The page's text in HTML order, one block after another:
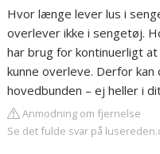
Hvor længe lever lus i
overlever ikke i sengetøj.
har brug for kontinuerligt
kunne overleve. Derfor
hovedbunden – ej heller i
Anmodning om fjernelse
Se det fulde svar på